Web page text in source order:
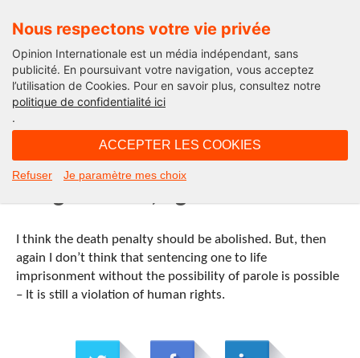
Nous respectons votre vie privée
Opinion Internationale est un média indépendant, sans
publicité. En poursuivant votre navigation, vous acceptez
l’utilisation de Cookies. Pour en savoir plus, consultez notre
politique de confidentialité ici
.
ACCEPTER LES COOKIES
Refuser Je paramètre mes choix
Paroles d'Américains
Dounia Salim, 21, Moroccan &
I think the death penalty should be abolished. But, then
again I don’t think that sentencing one to life
imprisonment without the possibility of parole is possible
– It is still a violation of human rights.